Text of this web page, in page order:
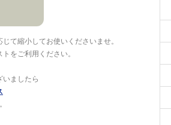
て縮小してお使いくださいませ。
をご利用ください。
いましたら